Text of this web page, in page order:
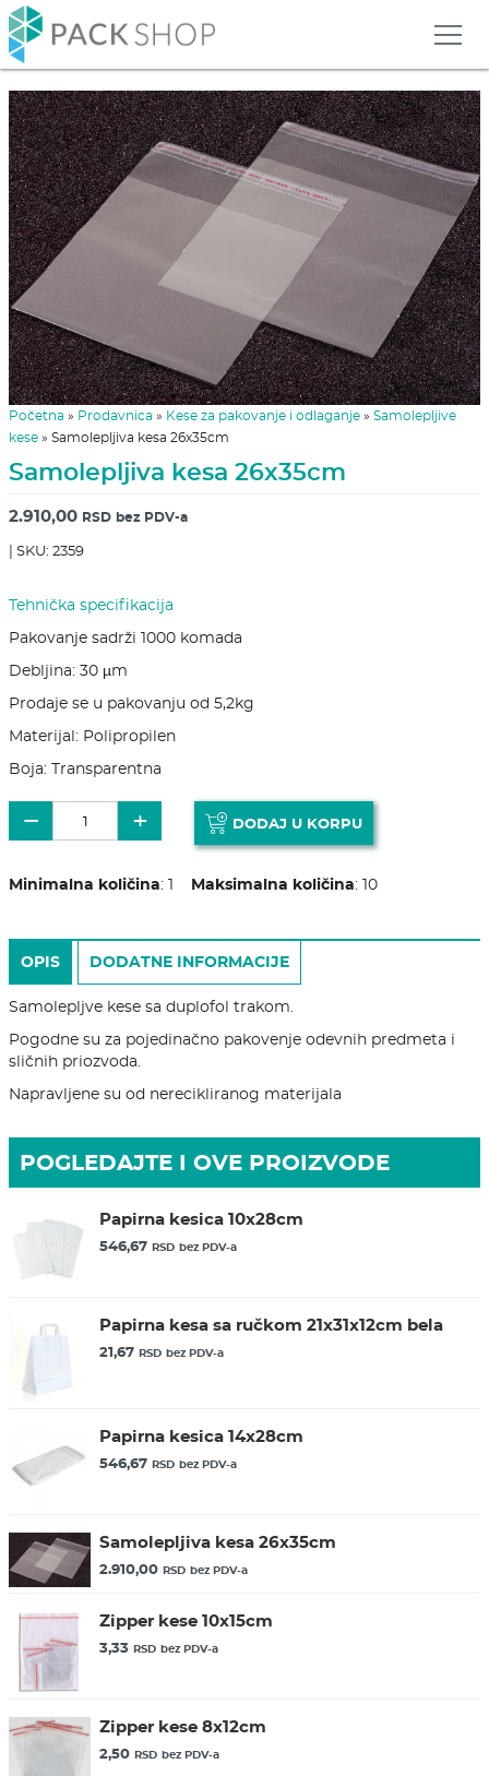
Početna » Prodavnica » Kese za pakovanje i odlaganje » Samolepljive
kese » Samolepljiva kesa 26x35cm
Samolepljiva kesa 26x35cm
2.910,00 RSD bez PDV-a
| SKU: 2359
Tehnička specifikacija
Pakovanje sadrži 1000 komada
Debljina: 30 µm
Prodaje se u pakovanju od 5,2kg
Materijal: Polipropilen
Boja: Transparentna
−
Samolepljiva kesa 26x35cm količina
+ DODAJ U KORPU
Minimalna količina: 1 Maksimalna količina: 10
OPIS DODATNE INFORMACIJE
Samolepljve kese sa duplofol trakom.
Pogodne su za pojedinačno pakovenje odevnih predmeta i
sličnih priozvoda.
Napravljene su od nerecikliranog materijala
POGLEDAJTE I OVE PROIZVODE
Papirna kesica 10x28cm
546,67 RSD bez PDV-a
Papirna kesa sa ručkom 21x31x12cm bela
21,67 RSD bez PDV-a
Papirna kesica 14x28cm
546,67 RSD bez PDV-a
Samolepljiva kesa 26x35cm
2.910,00 RSD bez PDV-a
Zipper kese 10x15cm
3,33 RSD bez PDV-a
Zipper kese 8x12cm
2,50 RSD bez PDV-a